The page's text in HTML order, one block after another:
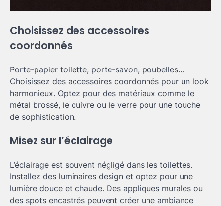
Choisissez des accessoires
coordonnés
Porte-papier toilette, porte-savon, poubelles…
Choisissez des accessoires coordonnés pour un look
harmonieux. Optez pour des matériaux comme le
métal brossé, le cuivre ou le verre pour une touche
de sophistication.
Misez sur l’éclairage
L’éclairage est souvent négligé dans les toilettes.
Installez des luminaires design et optez pour une
lumière douce et chaude. Des appliques murales ou
des spots encastrés peuvent créer une ambiance